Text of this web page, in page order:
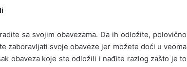
sa svojim obavezama. Da ih odložite, polovično
zaboravljati svoje obaveze jer možete doći u veoma
obaveza koje ste odložili i nađite razlog zašto je to